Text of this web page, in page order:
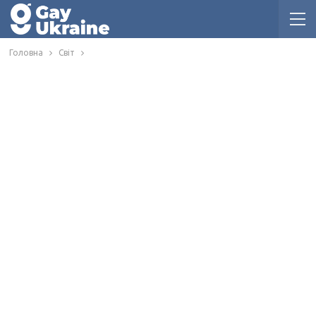
Головна Світ